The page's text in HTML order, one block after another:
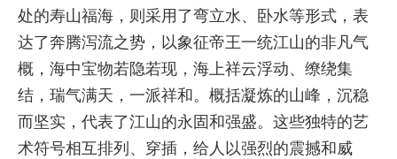
处的寿山福海，则采用了弯立水、卧水等形式，表
达了奔腾泻流之势，以象征帝王一统江山的非凡气
概，海中宝物若隐若现，海上祥云浮动、缭绕集
结，瑞气满天，一派祥和。概括凝炼的山峰，沉稳
而坚实，代表了江山的永固和强盛。这些独特的艺
术符号相互排列、穿插，给人以强烈的震撼和威